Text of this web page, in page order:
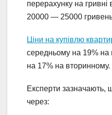
перерахунку на гривні
20000 — 25000
Ціни на купівлю
середньому на 19% на
на 17% на вторинному.
Експерти зазначають,
через: